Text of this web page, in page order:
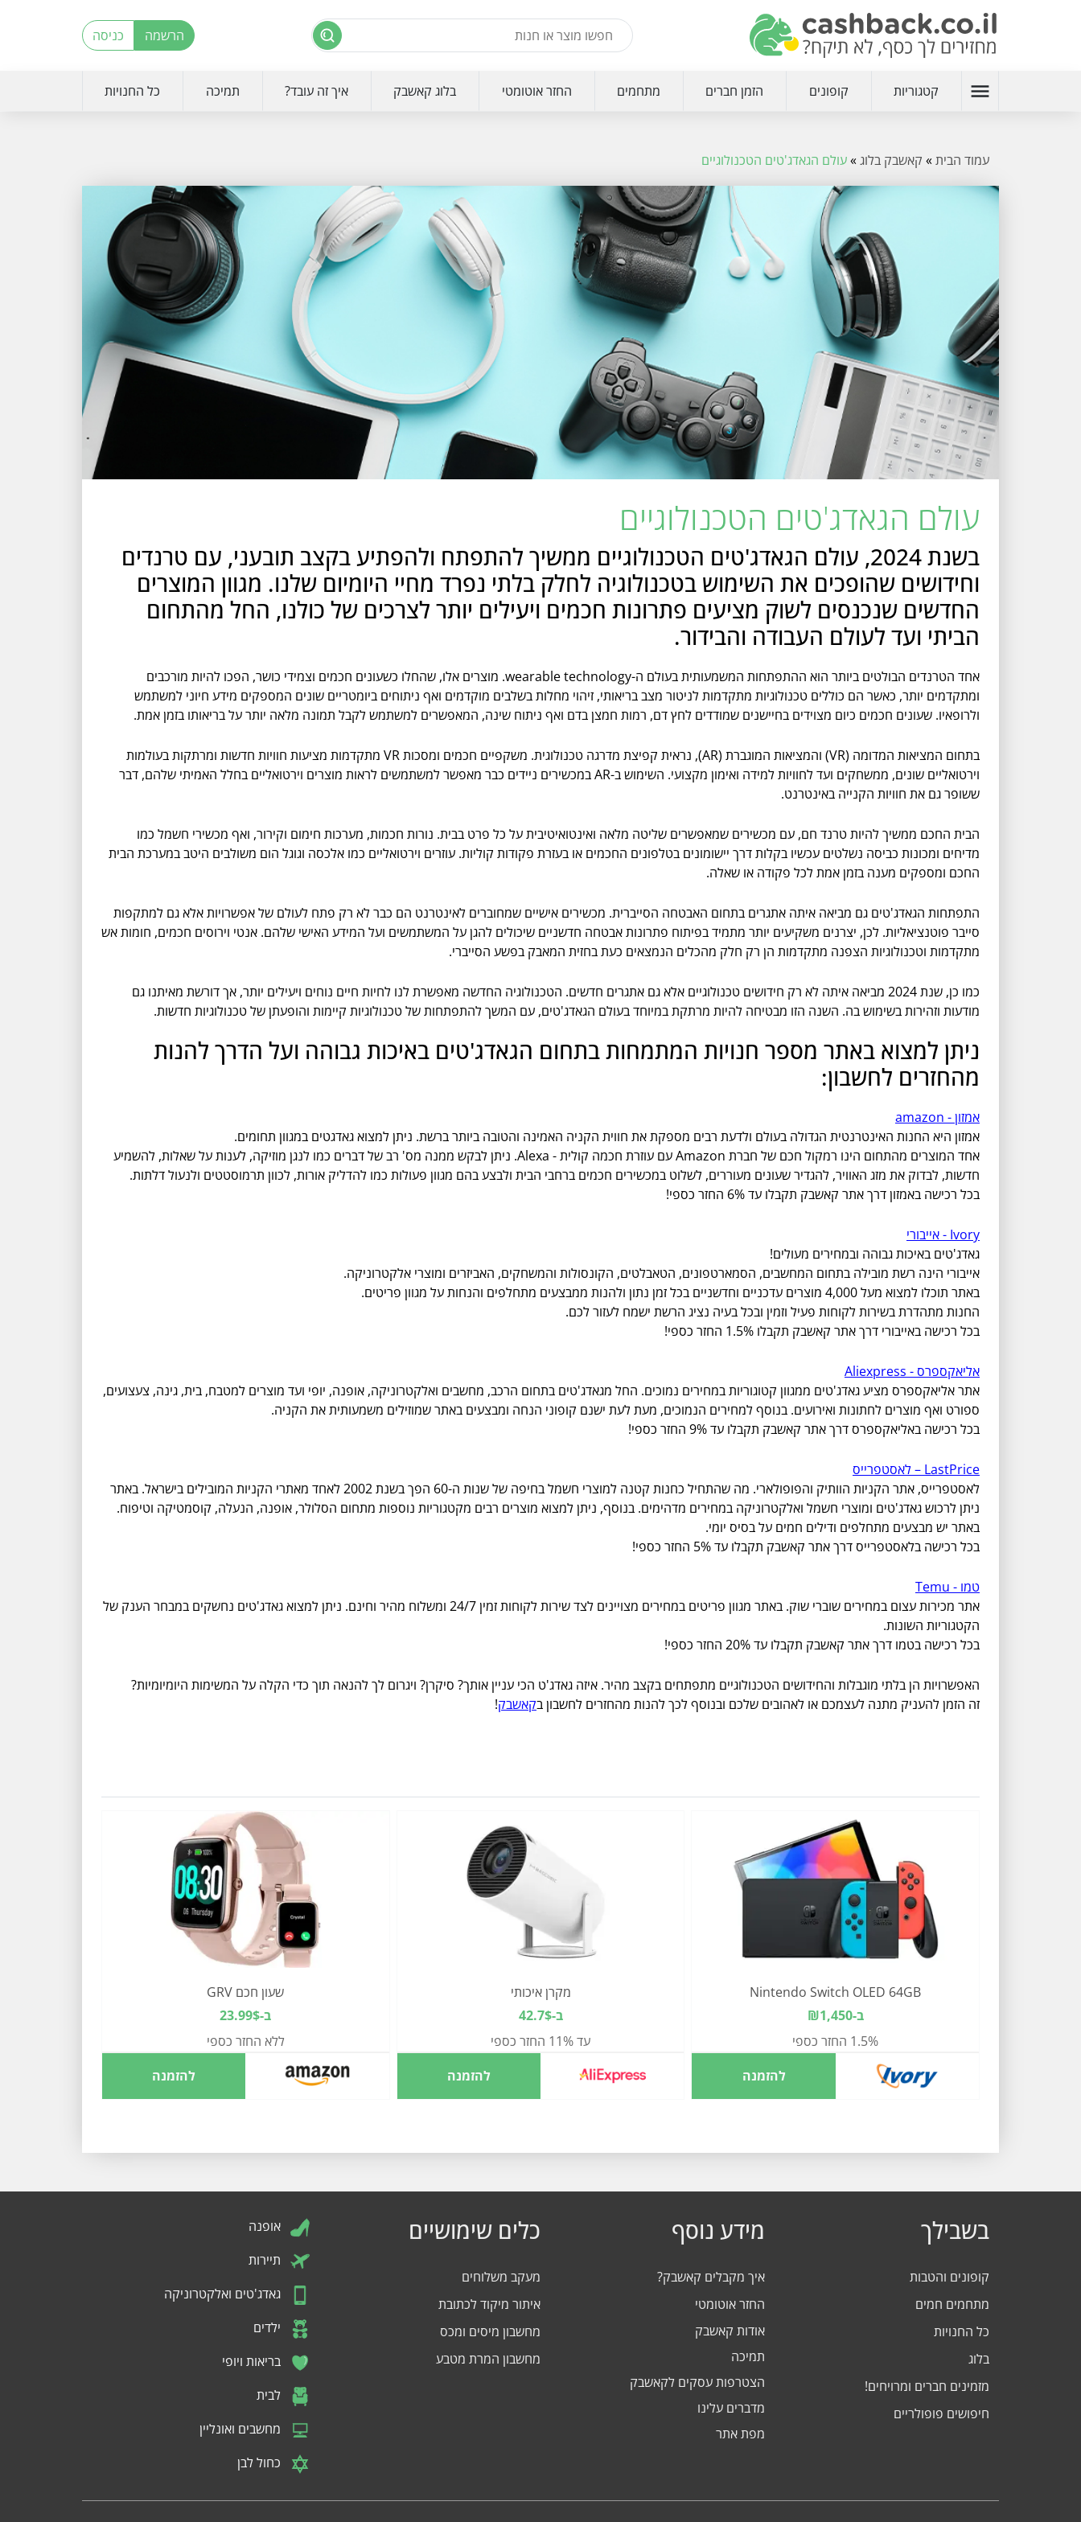
הרשמה כניסה
menu קטגוריות קופונים הזמן חברים מתחמים החזר אוטומטי בלוג קאשבק איך זה עובד? תמיכה כל החנויות
עמוד הבית» קאשבק בלוג»עולם הגאדג'טים הטכנולוגיים
עולם הגאדג'טים הטכנולוגיים
בשנת 2024, עולם הגאדג'טים הטכנולוגיים ממשיך להתפתח ולהפתיע בקצב תובעני, עם טרנדים
וחידושים שהופכים את השימוש בטכנולוגיה לחלק בלתי נפרד מחיי היומיום שלנו. מגוון המוצרים
החדשים שנכנסים לשוק מציעים פתרונות חכמים ויעילים יותר לצרכים של כולנו, החל מהתחום
הביתי ועד לעולם העבודה והבידור.
אחד הטרנדים הבולטים ביותר הוא ההתפתחות המשמעותית בעולם ה-wearable technology. מוצרים אלו, שהחלו כשעונים חכמים וצמידי כושר, הפכו להיות מורכבים
ומתקדמים יותר, כאשר הם כוללים טכנולוגיות מתקדמות לניטור מצב בריאותי, זיהוי מחלות בשלבים מוקדמים ואף ניתוחים ביומטריים שונים המספקים מידע חיוני למשתמש
ולרופאיו. שעונים חכמים כיום מצוידים בחיישנים שמודדים לחץ דם, רמות חמצן בדם ואף ניתוח שינה, המאפשרים למשתמש לקבל תמונה מלאה יותר על בריאותו בזמן אמת.
בתחום המציאות המדומה (VR) והמציאות המוגברת (AR), נראית קפיצת מדרגה טכנולוגית. משקפיים חכמים ומסכות VR מתקדמות מציעות חוויות חדשות ומרתקות בעולמות
וירטואליים שונים, ממשחקים ועד לחוויות למידה ואימון מקצועי. השימוש ב-AR במכשירים ניידים כבר מאפשר למשתמשים לראות מוצרים וירטואליים בחלל האמיתי שלהם, דבר
ששופר גם את חוויות הקנייה באינטרנט.
הבית החכם ממשיך להיות טרנד חם, עם מכשירים שמאפשרים שליטה מלאה ואינטואיטיבית על כל פרט בבית. נורות חכמות, מערכות חימום וקירור, ואף מכשירי חשמל כמו
מדיחים ומכונות כביסה נשלטים עכשיו בקלות דרך יישומונים בטלפונים החכמים או בעזרת פקודות קוליות. עוזרים וירטואליים כמו אלכסה וגוגל הום משולבים היטב במערכת הבית
החכם ומספקים מענה בזמן אמת לכל פקודה או שאלה.
התפתחות הגאדג'טים גם מביאה איתה אתגרים בתחום האבטחה הסייברית. מכשירים אישיים שמחוברים לאינטרנט הם כבר לא רק פתח לעולם של אפשרויות אלא גם למתקפות
סייבר פוטנציאליות. לכן, יצרנים משקיעים יותר מתמיד בפיתוח פתרונות אבטחה חדשניים שיכולים להגן על המשתמשים ועל המידע האישי שלהם. אנטי וירוסים חכמים, חומות אש
מתקדמות וטכנולוגיות הצפנה מתקדמות הן רק חלק מהכלים הנמצאים כעת בחזית המאבק בפשע הסייברי.
כמו כן, שנת 2024 מביאה איתה לא רק חידושים טכנולוגיים אלא גם אתגרים חדשים. הטכנולוגיה החדשה מאפשרת לנו לחיות חיים נוחים ויעילים יותר, אך דורשת מאיתנו גם
מודעות וזהירות בשימוש בה. השנה הזו מבטיחה להיות מרתקת במיוחד בעולם הגאדג'טים, עם המשך להתפתחות של טכנולוגיות קיימות והופעתן של טכנולוגיות חדשות.
ניתן למצוא באתר מספר חנויות המתמחות בתחום הגאדג'טים באיכות גבוהה ועל הדרך להנות
מהחזרים לחשבון:
אמזון - amazon
אמזון היא החנות האינטרנטית הגדולה בעולם ולדעת רבים מספקת את חווית הקניה האמינה והטובה ביותר ברשת. ניתן למצוא גאדגטים במגוון תחומים.
אחד המוצרים מהתחום הינו רמקול חכם של חברת Amazon עם עוזרת חכמה קולית - Alexa. ניתן לבקש ממנה מס' רב של דברים כמו לנגן מוזיקה, לענות על שאלות, להשמיע
חדשות, לבדוק את מזג האוויר, להגדיר שעונים מעוררים, לשלוט במכשירים חכמים ברחבי הבית ולבצע בהם מגוון פעולות כמו להדליק אורות, לכוון תרמוסטטים ולנעול דלתות.
בכל רכישה באמזון דרך אתר קאשבק תקבלו עד 6% החזר כספי!
Ivory - אייבורי
גאדג'טים באיכות גבוהה ובמחירים מעולים!
אייבורי הינה רשת מובילה בתחום המחשבים, הסמארטפונים, הטאבלטים, הקונסולות והמשחקים, האביזרים ומוצרי אלקטרוניקה.
באתר תוכלו למצוא מעל 4,000 מוצרים עדכניים וחדשניים בכל זמן נתון ולהנות ממבצעים מתחלפים והנחות על מגוון פריטים.
החנות מתהדרת בשירות לקוחות פעיל וזמין ובכל בעיה נציג הרשת ישמח לעזור לכם.
בכל רכישה באייבורי דרך אתר קאשבק תקבלו 1.5% החזר כספי!
אליאקספרס - Aliexpress
אתר אליאקספרס מציע גאדג'טים ממגוון קטוגוריות במחירים נמוכים. החל מגאדג'טים בתחום הרכב, מחשבים ואלקטרוניקה, אופנה, יופי ועד מוצרים למטבח, בית, גינה, צעצועים,
ספורט ואף מוצרים לחתונות ואירועים. בנוסף למחירים הנמוכים, מעת לעת ישנם קופוני הנחה ומבצעים באתר שמוזילים משמעותית את הקניה.
בכל רכישה באליאקספרס דרך אתר קאשבק תקבלו עד 9% החזר כספי!
LastPrice – לאסטפרייס
לאסטפרייס, אתר הקניות הוותיק והפופולארי. מה שהתחיל כחנות קטנה למוצרי חשמל בחיפה של שנות ה-60 הפך בשנת 2002 לאחד מאתרי הקניות המובילים בישראל. באתר
ניתן לרכוש גאדג'טים ומוצרי חשמל ואלקטרוניקה במחירים מדהימים. בנוסף, ניתן למצוא מוצרים רבים מקטגוריות נוספות מתחום הסלולר, אופנה, הנעלה, קוסמטיקה וטיפוח.
באתר יש מבצעים מתחלפים ודילים חמים על בסיס יומי.
בכל רכישה בלאסטפרייס דרך אתר קאשבק תקבלו עד 5% החזר כספי!
טמו - Temu
אתר מכירות עצום במחירים שוברי שוק. באתר מגוון פריטים במחירים מצויינים לצד שירות לקוחות זמין 24/7 ומשלוח מהיר וחינם. ניתן למצוא גאדג'טים נחשקים במבחר הענק של
הקטגוריות השונות.
בכל רכישה בטמו דרך אתר קאשבק תקבלו עד 20% החזר כספי!
האפשרויות הן בלתי מוגבלות והחידושים הטכנולוגיים מתפתחים בקצב מהיר. איזה גאדג'ט הכי עניין אותך? סיקרן? ויגרום לך להנאה תוך כדי הקלה על המשימות היומיומיות?
זה הזמן להעניק מתנה לעצמכם או לאהובים שלכם ובנוסף לכך להנות מהחזרים לחשבון בקאשבק!
Nintendo Switch OLED 64GB
ב-₪1,450
1.5% החזר כספי
להזמנה
מקרן איכותי
ב-42.7$
עד 11% החזר כספי
להזמנה
שעון חכם GRV
ב-23.99$
ללא החזר כספי
להזמנה
בשבילך
קופונים והטבות
מתחמים חמים
כל החנויות
בלוג
מזמינים חברים ומרויחים!
חיפושים פופולריים
מידע נוסף
איך מקבלים קאשבק?
החזר אוטומטי
אודות קאשבק
תמיכה
הצטרפות עסקים לקאשבק
מדברים עלינו
מפת אתר
כלים שימושיים
מעקב משלוחים
איתור מיקוד לכתובת
מחשבון מיסים ומכס
מחשבון המרת מטבע
אופנה
תיירות
גאדג'טים ואלקטרוניקה
ילדים
בריאות ויופי
לבית
מחשבים ואונליין
כחול לבן